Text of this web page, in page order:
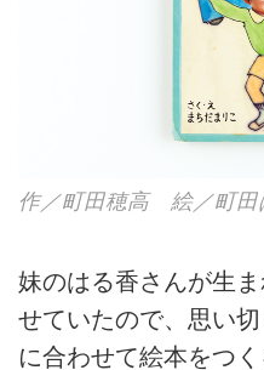
作／町田穂高 絵／町田
妹のはる香さんが生
せていたので、思い切
に合わせて絵本をつ